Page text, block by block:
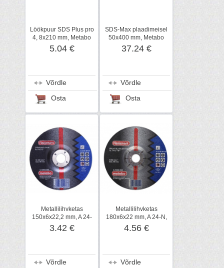
Löökpuur SDS Plus pro
4, 8x210 mm, Metabo
5.04 €
Võrdle
Osta
SDS-Max plaadimeisel
50x400 mm, Metabo
37.24 €
Võrdle
Osta
Metallilihvketas
150x6x22,2 mm, A 24-
N,Metabo
3.42 €
Võrdle
Metallilihvketas
180x6x22 mm, A 24-N,
Metabo
4.56 €
Võrdle